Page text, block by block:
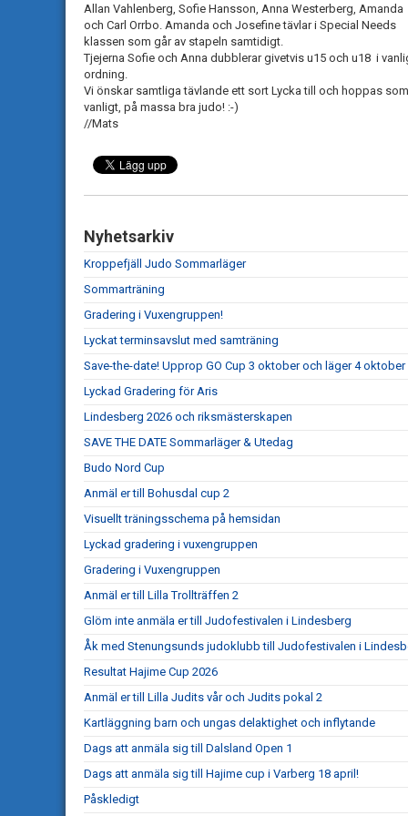
Allan Vahlenberg, Sofie Hansson, Anna Westerberg, Amanda
och Carl Orrbo. Amanda och Josefine tävlar i Special Needs
klassen som går av stapeln samtidigt.
Tjejerna Sofie och Anna dubblerar givetvis u15 och u18 i
ordning.
Vi önskar samtliga tävlande ett sort Lycka till och hoppas som
vanligt, på massa bra judo! :-)
//Mats
Nyhetsarkiv
Kroppefjäll Judo Sommarläger
Sommarträning
Gradering i Vuxengruppen!
Lyckat terminsavslut med samträning
Save-the-date! Upprop GO Cup 3 oktober och läger 4 oktober
Lyckad Gradering för Aris
Lindesberg 2026 och riksmästerskapen
SAVE THE DATE Sommarläger & Utedag
Budo Nord Cup
Anmäl er till Bohusdal cup 2
Visuellt träningsschema på hemsidan
Lyckad gradering i vuxengruppen
Gradering i Vuxengruppen
Anmäl er till Lilla Trollträffen 2
Glöm inte anmäla er till Judofestivalen i Lindesberg
Åk med Stenungsunds judoklubb till Judofestivalen i
Resultat Hajime Cup 2026
Anmäl er till Lilla Judits vår och Judits pokal 2
Kartläggning barn och ungas delaktighet och inflytande
Dags att anmäla sig till Dalsland Open 1
Dags att anmäla sig till Hajime cup i Varberg 18 april!
Påskledigt